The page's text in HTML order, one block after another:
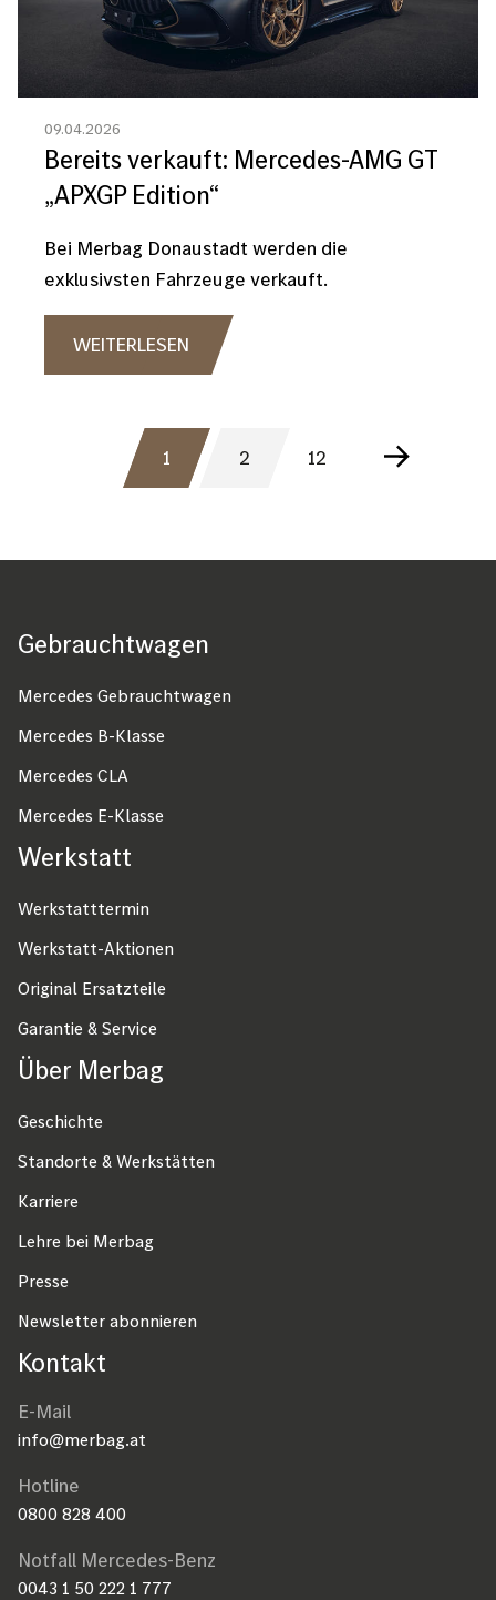
09.04.2026
Bereits verkauft: Mercedes-AMG GT
„APXGP Edition“
Bei Merbag Donaustadt werden die
exklusivsten Fahrzeuge verkauft.
WEITERLESEN
t
AKTUELLE
1
SEITE
2
LETZTE
12
NÄCHSTE
Fußzeile
Gebrauchtwagen
Mercedes Gebrauchtwagen
Mercedes B-Klasse
Mercedes CLA
Mercedes E-Klasse
Werkstatt
Werkstatttermin
Werkstatt-Aktionen
Original Ersatzteile
Garantie & Service
Über Merbag
Geschichte
Standorte & Werkstätten
Karriere
Lehre bei Merbag
Presse
Newsletter abonnieren
Kontakt
E-Mail
info@merbag.at
Hotline
0800 828 400
Notfall Mercedes-Benz
0043 1 50 222 1 777